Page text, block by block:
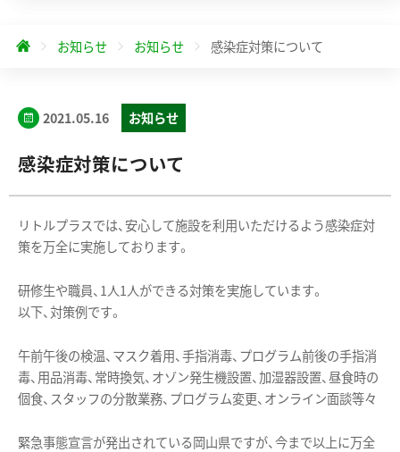
お知らせ お知らせ 感染症対策について
2021.05.16 お知らせ
感染症対策について
リトルプラスでは、安心して施設を利用いただけるよう感染症対
策を万全に実施しております。
研修生や職員、1人1人ができる対策を実施しています。
以下、対策例です。
午前午後の検温、マスク着用、手指消毒、プログラム前後の手指消
毒、用品消毒、常時換気、オゾン発生機設置、加湿器設置、昼食時の
個食、スタッフの分散業務、プログラム変更、オンライン面談等々
緊急事態宣言が発出されている岡山県ですが、今まで以上に万全